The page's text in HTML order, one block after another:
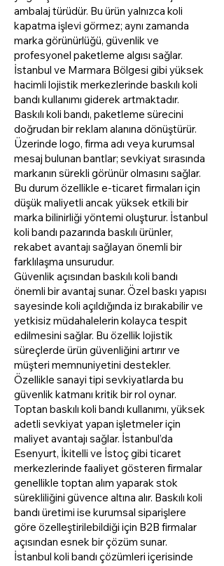
ambalaj türüdür. Bu ürün yalnızca koli
kapatma işlevi görmez; aynı zamanda
marka görünürlüğü, güvenlik ve
profesyonel paketleme algısı sağlar.
İstanbul ve Marmara Bölgesi gibi yüksek
hacimli lojistik merkezlerinde baskılı koli
bandı kullanımı giderek artmaktadır.
Baskılı koli bandı, paketleme sürecini
doğrudan bir reklam alanına dönüştürür.
Üzerinde logo, firma adı veya kurumsal
mesaj bulunan bantlar; sevkiyat sırasında
markanın sürekli görünür olmasını sağlar.
Bu durum özellikle e-ticaret firmaları için
düşük maliyetli ancak yüksek etkili bir
marka bilinirliği yöntemi oluşturur. İstanbul
koli bandı pazarında baskılı ürünler,
rekabet avantajı sağlayan önemli bir
farklılaşma unsurudur.
Güvenlik açısından baskılı koli bandı
önemli bir avantaj sunar. Özel baskı yapısı
sayesinde koli açıldığında iz bırakabilir ve
yetkisiz müdahalelerin kolayca tespit
edilmesini sağlar. Bu özellik lojistik
süreçlerde ürün güvenliğini artırır ve
müşteri memnuniyetini destekler.
Özellikle sanayi tipi sevkiyatlarda bu
güvenlik katmanı kritik bir rol oynar.
Toptan baskılı koli bandı kullanımı, yüksek
adetli sevkiyat yapan işletmeler için
maliyet avantajı sağlar. İstanbul’da
Esenyurt, İkitelli ve İstoç gibi ticaret
merkezlerinde faaliyet gösteren firmalar
genellikle toptan alım yaparak stok
sürekliliğini güvence altına alır. Baskılı koli
bandı üretimi ise kurumsal siparişlere
göre özelleştirilebildiği için B2B firmalar
açısından esnek bir çözüm sunar.
İstanbul koli bandı çözümleri içerisinde